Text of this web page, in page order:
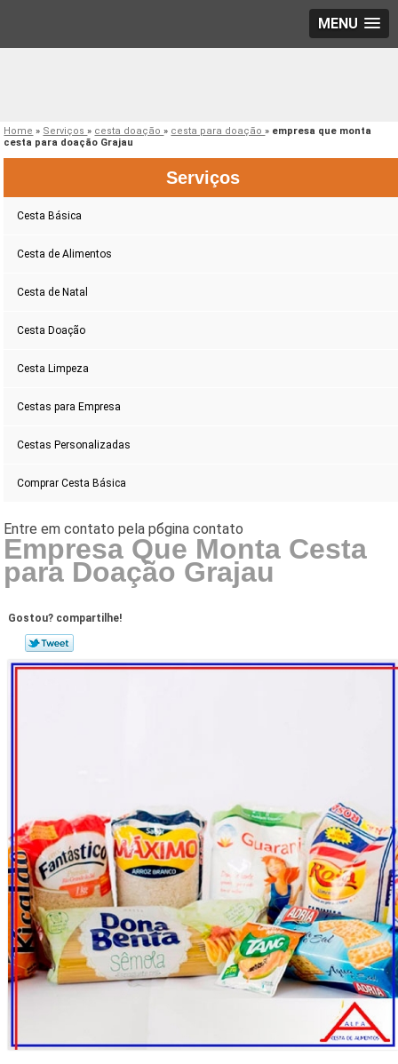
MENU
Home » Serviços» cesta doação» cesta para doação» empresa que monta
cesta para doação Grajau
Serviços
Cesta Básica
Cesta de Alimentos
Cesta de Natal
Cesta Doação
Cesta Limpeza
Cestas para Empresa
Cestas Personalizadas
Comprar Cesta Básica
Empresa Que Monta Cesta
para Doação Grajau
Gostou? compartilhe!